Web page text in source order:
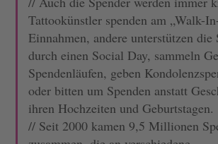
Tattookünstler spenden am „Walk-
Einnahmen, andere unterstützen die
durch einen Social Day, sammeln
Spendenläufen, geben
oder bitten um Spenden anstatt
ihren Hochzeiten und Geburtstagen.
// Seit 2000 kamen 9,5 Millionen